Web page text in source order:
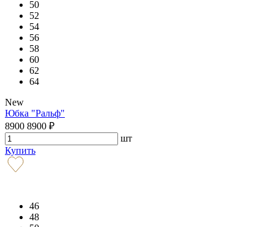
50
52
54
56
58
60
62
64
New
Юбка "Ральф"
8900 8900 ₽
шт
Купить
46
48